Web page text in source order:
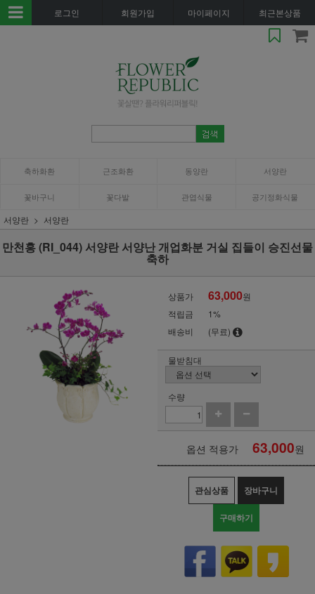
로그인 회원가입 마이페이지 최근본상품
축하화환 근조화환 동양란 서양란
꽃바구니 꽃다발 관엽식물 공기정화식물
서양란 서양란
만천홍 (RI_044) 서양란 서양난 개업화분 거실 집들이 승진선물
축하
상품가 63,000원
적립금
1%
배송비
(무료)
물받침대
수량
옵션 적용가 63,000원
관심상품 장바구니
구매하기